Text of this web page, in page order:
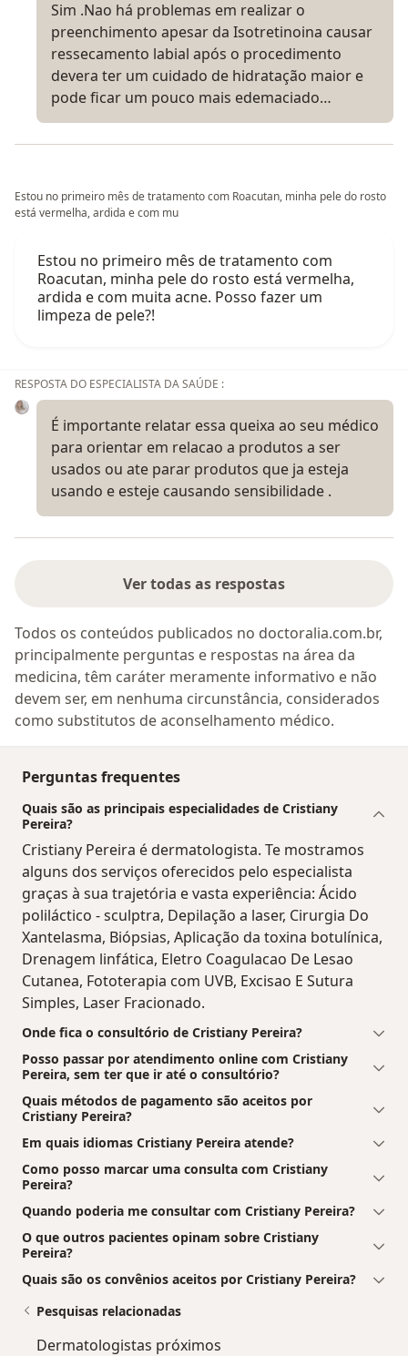
Sim .Nao há problemas em realizar o
preenchimento apesar da Isotretinoina causar
ressecamento labial após o procedimento
devera ter um cuidado de hidratação maior e
pode ficar um pouco mais edemaciado…
Estou no primeiro mês de tratamento com Roacutan, minha pele do rosto
está vermelha, ardida e com mu
Estou no primeiro mês de tratamento com
Roacutan, minha pele do rosto está vermelha,
ardida e com muita acne. Posso fazer um
limpeza de pele?!
RESPOSTA DO ESPECIALISTA DA SAÚDE :
É importante relatar essa queixa ao seu médico
para orientar em relacao a produtos a ser
usados ou ate parar produtos que ja esteja
usando e esteje causando sensibilidade .
Ver todas as respostas
Todos os conteúdos publicados no doctoralia.com.br,
principalmente perguntas e respostas na área da
medicina, têm caráter meramente informativo e não
devem ser, em nenhuma circunstância, considerados
como substitutos de aconselhamento médico.
Perguntas frequentes
Quais são as principais especialidades de Cristiany
Pereira?
Cristiany Pereira é dermatologista. Te mostramos
alguns dos serviços oferecidos pelo especialista
graças à sua trajetória e vasta experiência: Ácido
poliláctico - sculptra, Depilação a laser, Cirurgia Do
Xantelasma, Biópsias, Aplicação da toxina botulínica,
Drenagem linfática, Eletro Coagulacao De Lesao
Cutanea, Fototerapia com UVB, Excisao E Sutura
Simples, Laser Fracionado.
Onde fica o consultório de Cristiany Pereira?
Posso passar por atendimento online com Cristiany
Pereira, sem ter que ir até o consultório?
Quais métodos de pagamento são aceitos por
Cristiany Pereira?
Em quais idiomas Cristiany Pereira atende?
Como posso marcar uma consulta com Cristiany
Pereira?
Quando poderia me consultar com Cristiany Pereira?
O que outros pacientes opinam sobre Cristiany
Pereira?
Quais são os convênios aceitos por Cristiany Pereira?
Pesquisas relacionadas
Dermatologistas próximos